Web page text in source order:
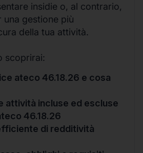
insidie o, al contrario,
gestione più
della tua attività.
scoprirai:
ateco 46.18.26 e cosa
attività incluse ed escluse
46.18.26
di redditività